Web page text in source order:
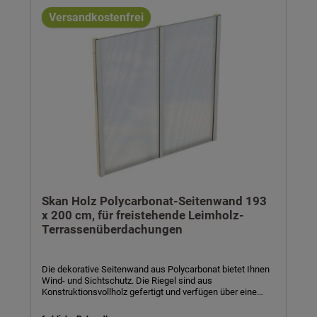
Profilbretter- inkl. Montagematerial und Aufbauanleitung
Versandkostenfrei
Skan Holz Polycarbonat-Seitenwand 193
x 200 cm, für freistehende Leimholz-
Terrassenüberdachungen
Die dekorative Seitenwand aus Polycarbonat bietet Ihnen
Wind- und Sichtschutz. Die Riegel sind aus
Konstruktionsvollholz gefertigt und verfügen über eine
Doppelstegplatten verfügen über 10 mm Stärke, die